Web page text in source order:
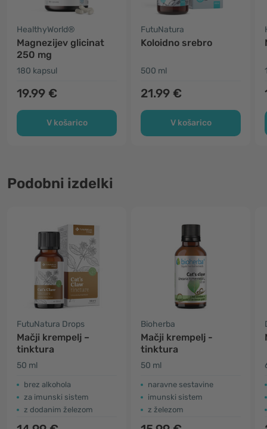
HealthyWorld®
Magnezijev glicinat
250 mg
180 kapsul
19.99 €
V košarico
FutuNatura
Koloidno srebro
500 ml
21.99 €
V košarico
Podobni izdelki
FutuNatura Drops
Mačji krempelj –
tinktura
50 ml
brez alkohola
za imunski sistem
z dodanim železom
Bioherba
Mačji krempelj -
tinktura
50 ml
naravne sestavine
imunski sistem
z železom